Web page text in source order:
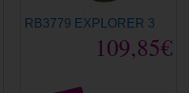
RB3779 EXPLORER 3
109,85€